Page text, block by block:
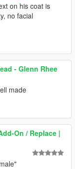
on his coat is
no facial
- Glenn Rhee
made
On / Replace |